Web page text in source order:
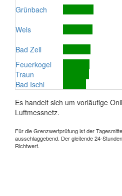
Grünbach
Wels
Bad Zell
Feuerkogel
Traun
Bad Ischl
Es handelt sich um vorläufige
Luftmessnetz.
Für die Grenzwertprüfung ist der
ausschlaggebend. Der gleitende 24-
Richtwert.